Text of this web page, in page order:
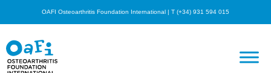
OAFI Osteoarthritis Foundation International | T (+34) 931 594 015